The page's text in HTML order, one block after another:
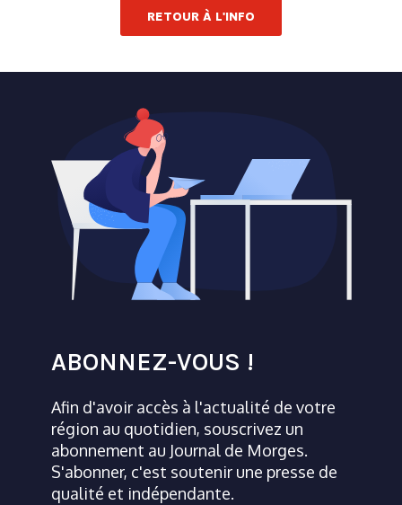
RETOUR À L'INFO
ABONNEZ-VOUS !
Afin d'avoir accès à l'actualité de votre
région au quotidien, souscrivez un
abonnement au Journal de Morges.
S'abonner, c'est soutenir une presse de
qualité et indépendante.